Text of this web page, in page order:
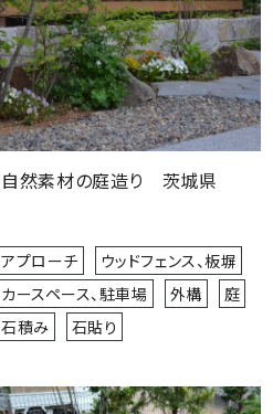
自然素材の庭造り 茨城県
アプローチ
ウッドフェンス、板塀
カースペース、駐車場
外構
庭
石積み
石貼り